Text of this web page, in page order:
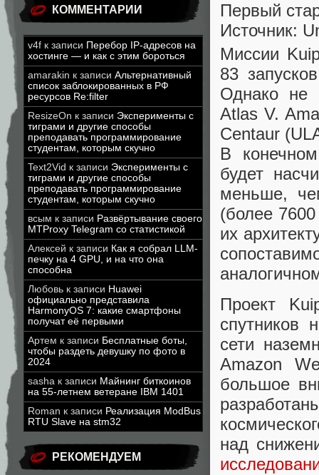
КОММЕНТАРИИ
v4f к записи Перебор IP-адресов на
хостинге — и как с этим бороться
amarakin к записи Альтернативный
список заблокированных в РФ
ресурсов Re:filter
ResizeOn к записи Эксперименты с
тиграми и другие способы
преподавать программирование
студентам, которым скучно
Text2Vid к записи Эксперименты с
тиграми и другие способы
преподавать программирование
студентам, которым скучно
всым к записи Развёртывание своего
MTProxy Telegram со статистикой
Алексей к записи Как я собрал LLM-
печку на 4 GPU, и на что она
способна
Любовь к записи Huawei
официально представила
HarmonyOS 7: какие смартфоны
получат её первыми
Артем к записи Бесплатные боты,
чтобы раздеть девушку по фото в
2024
sasha к записи Майнинг биткоинов
на 55-летнем ветеране IBM 1401
Roman к записи Реализация ModBus
RTU Slave на stm32
РЕКОМЕНДУЕМ
Первый
Источник:
Миссии
83
Однако не
Atlas V.
Centaur
В
будет
меньше,
(более
их
Проект
спутников
сети
Amazon
большое
над